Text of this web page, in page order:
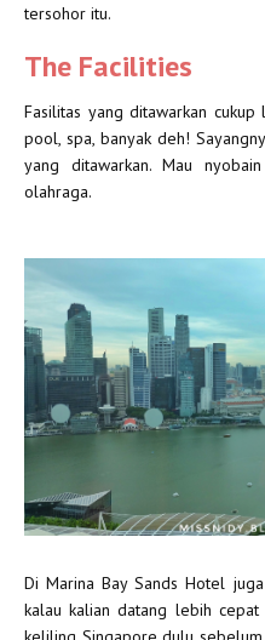
tersohor itu.
The Facilities
Fasilitas yang ditawarkan
pool, spa, banyak deh!
yang ditawarkan. Mau
olahraga.
Di Marina Bay Sands Hotel
kalau kalian datang lebih